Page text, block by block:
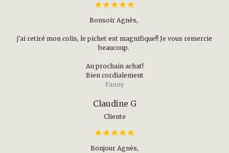
Bonsoir Agnès,
j'ai retiré mon colis, le pichet est magnifique!! Je vous remercie
beaucoup.
Au prochain achat!
Bien cordialement
Fanny
Claudine G
Cliente
Bonjour Agnès,